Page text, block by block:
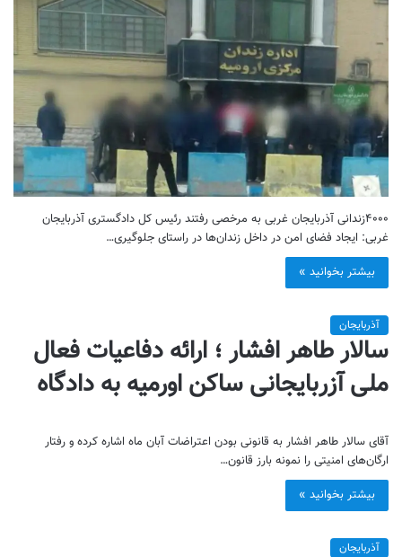
۴۰۰۰زندانی آذربایجان غربی به مرخصی رفتند رئیس کل دادگستری آذربایجان
غربی: ایجاد فضای امن در داخل زندان‌ها در راستای جلوگیری…
بیشتر بخوانید »
آذربایجان
سالار طاهر افشار ؛ ارائه دفاعیات فعال
ملی آزربایجانی ساکن اورمیه به دادگاه
آقای سالار طاهر افشار به قانونی بودن اعتراضات آبان ماه اشاره کرده و رفتار
ارگان‌های امنیتی را نمونه بارز قانون…
بیشتر بخوانید »
آذربایجان